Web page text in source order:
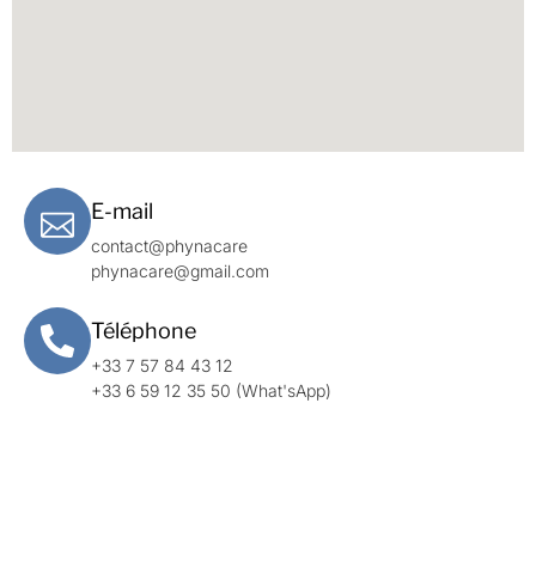
E-mail
contact@phynacare
phynacare@gmail.com
Téléphone
+33 7 57 84 43 12
+33 6 59 12 35 50 (What'sApp)